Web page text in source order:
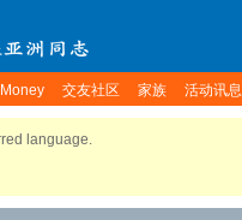
Money 交友社区 家族 活动讯息
language.